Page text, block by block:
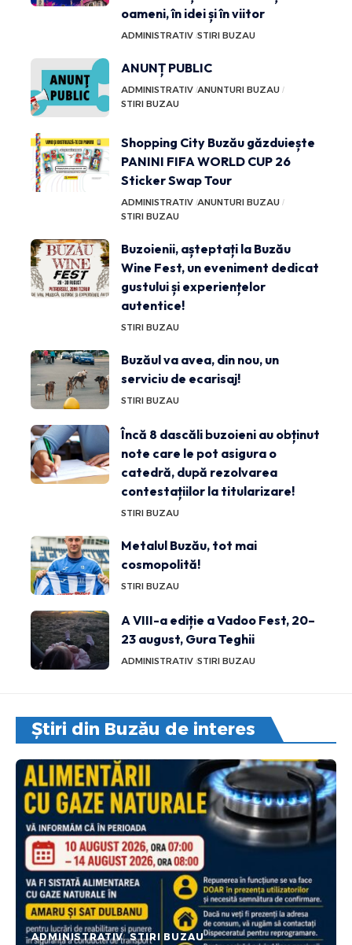
oameni, în idei și în viitor
ADMINISTRATIV STIRI BUZAU
ANUNȚ PUBLIC
ADMINISTRATIV ANUNTURI BUZAU
STIRI BUZAU
Shopping City Buzău găzduiește
PANINI FIFA WORLD CUP 26
Sticker Swap Tour
ADMINISTRATIV ANUNTURI BUZAU
STIRI BUZAU
Buzoienii, așteptați la Buzău
Wine Fest, un eveniment dedicat
gustului și experiențelor
autentice!
STIRI BUZAU
Buzăul va avea, din nou, un
serviciu de ecarisaj!
STIRI BUZAU
Încă 8 dascăli buzoieni au obținut
note care le pot asigura o
catedră, după rezolvarea
contestațiilor la titularizare!
STIRI BUZAU
Metalul Buzău, tot mai
cosmopolită!
STIRI BUZAU
A VIII-a ediție a Vadoo Fest, 20–
23 august, Gura Teghii
ADMINISTRATIV STIRI BUZAU
Știri din Buzău de interes
ADMINISTRATIV STIRI BUZAU